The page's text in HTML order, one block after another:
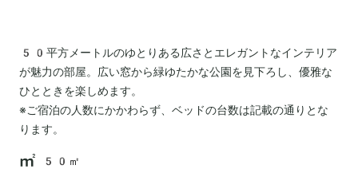
50平方メートルのゆとりある広さとエレガントなインテリア
が魅力の部屋。広い窓から緑ゆたかな公園を見下ろし、優雅な
ひとときを楽しめます。
※ご宿泊の人数にかかわらず、ベッドの台数は記載の通りとな
ります。
50㎡